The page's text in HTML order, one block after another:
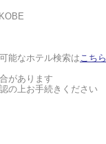
能なホテル検索はこちら
があります
の上お手続きください